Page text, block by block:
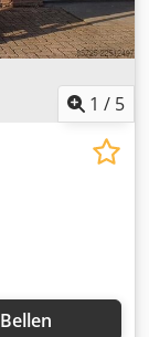
1 / 5
Bellen